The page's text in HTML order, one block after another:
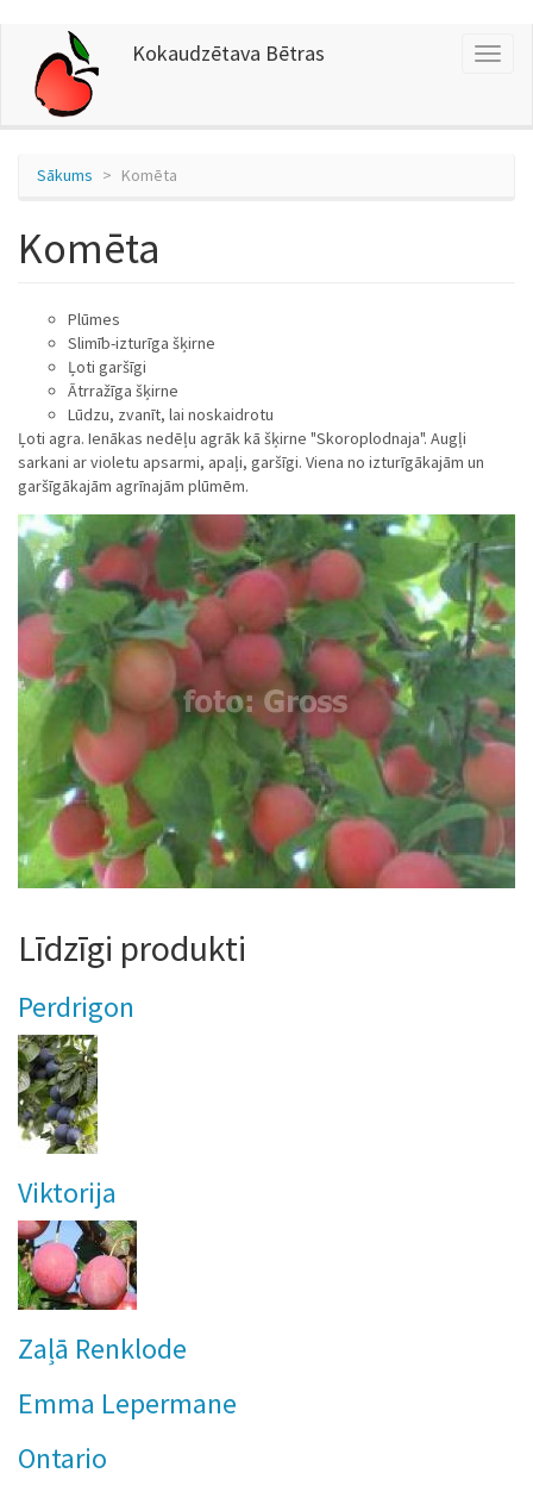
galveno
saturu
Kokaudzētava Bētras
Sākums Komēta
Komēta
Plūmes
Slimīb-izturīga šķirne
Ļoti garšīgi
Ātrražīga šķirne
Lūdzu, zvanīt, lai noskaidrotu
Ļoti agra. Ienākas nedēļu agrāk kā šķirne "Skoroplodnaja". Augļi
sarkani ar violetu apsarmi, apaļi, garšīgi. Viena no izturīgākajām un
garšīgākajām agrīnajām plūmēm.
Līdzīgi produkti
Perdrigon
Viktorija
Zaļā Renklode
Emma Lepermane
Ontario